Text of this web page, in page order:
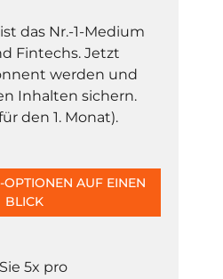
das Nr.-1-Medium
Fintechs. Jetzt
werden und
Inhalten sichern.
den 1. Monat).
AUF EINEN
BLICK
5x pro